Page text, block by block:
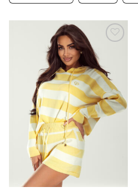
Dodaj do
ulubionych